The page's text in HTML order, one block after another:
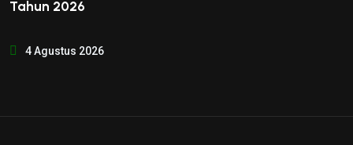
Tahun 2026
4 Agustus 2026